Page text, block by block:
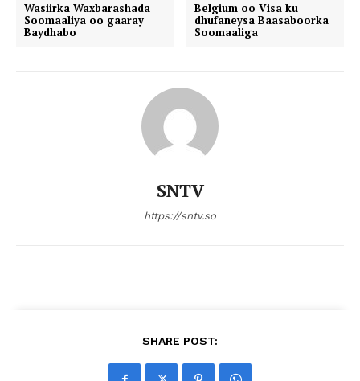
Wasiirka Waxbarashada
Soomaaliya oo gaaray
Baydhabo
Belgium oo Visa ku
dhufaneysa Baasaboorka
Soomaaliga
SNTV
https://sntv.so
SHARE POST: